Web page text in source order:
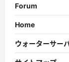
Forum
Home
ウォーターサー